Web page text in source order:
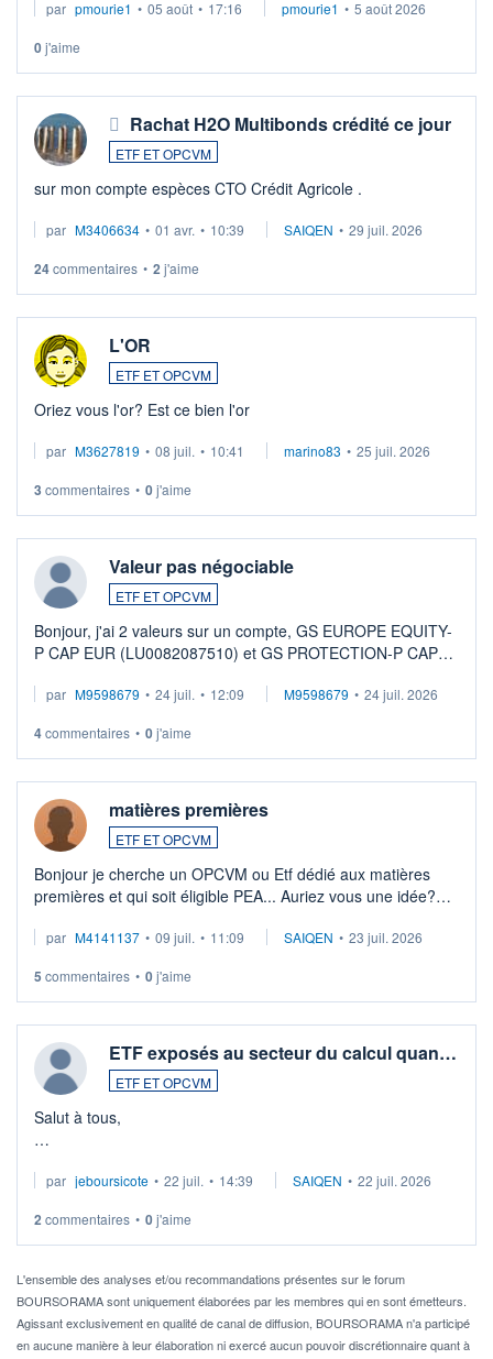
par pmourie1 • 05 août • 17:16 pmourie1 • 5 août 2026
0j'aime
Rachat H2O Multibonds crédité ce jour
ETF ET OPCVM
sur mon compte espèces CTO Crédit Agricole .
par M3406634 • 01 avr. • 10:39 SAIQEN • 29 juil. 2026
24commentaires • 2 j'aime
L'OR
ETF ET OPCVM
Oriez vous l'or? Est ce bien l'or
par M3627819 • 08 juil. • 10:41 marino83 • 25 juil. 2026
3 commentaires • 0j'aime
Valeur pas négociable
ETF ET OPCVM
Bonjour, j'ai 2 valeurs sur un compte, GS EUROPE EQUITY-
P CAP EUR (LU0082087510) et GS PROTECTION-P CAP
veux procéder à la vente, on me signale ...
par M9598679 • 24 juil. • 12:09 M9598679 • 24 juil. 2026
4commentaires • 0j'aime
matières premières
ETF ET OPCVM
Bonjour je cherche un OPCVM ou Etf dédié aux matières
premières et qui soit éligible PEA... Auriez vous une idée?
par M4141137 • 09 juil. • 11:09 SAIQEN • 23 juil. 2026
5 commentaires • 0j'aime
ETF exposés au secteur du calcul quan…
ETF ET OPCVM
Salut à tous,
via un ETF plutôt que des actions individuelles.
Idéalement, je voudrais qu'il soit éligible au PEA.
Pour l' ...
par jeboursicote • 22 juil. • 14:39 SAIQEN • 22 juil. 2026
2 commentaires • 0j'aime
L'ensemble des analyses et/ou recommandations présentes sur le forum
BOURSORAMA sont uniquement élaborées par les membres qui en sont émetteurs.
Agissant exclusivement en qualité de canal de diffusion, BOURSORAMA n'a participé
en aucune manière à leur élaboration ni exercé aucun pouvoir discrétionnaire quant à